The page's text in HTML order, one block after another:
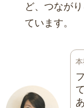
ど、つなが
ています。
本